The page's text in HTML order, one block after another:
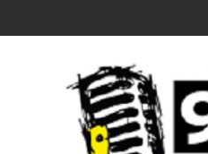
του ΔΣΕ